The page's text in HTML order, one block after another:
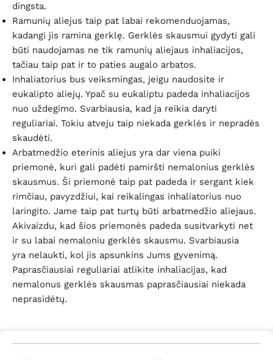
dingsta.
Ramunių aliejus taip pat labai rekomenduojamas,
kadangi jis ramina gerklę. Gerklės skausmui gydyti gali
būti naudojamas ne tik ramunių aliejaus inhaliacijos,
tačiau taip pat ir to paties augalo arbatos.
Inhaliatorius bus veiksmingas, jeigu naudosite ir
eukalipto aliejų. Ypač su eukaliptu padeda inhaliacijos
nuo uždegimo. Svarbiausia, kad ja reikia daryti
reguliariai. Tokiu atveju taip niekada gerklės ir nepradės
skaudėti.
Arbatmedžio eterinis aliejus yra dar viena puiki
priemonė, kuri gali padėti pamiršti nemalonius gerklės
skausmus. Ši priemonė taip pat padeda ir sergant kiek
rimčiau, pavyzdžiui, kai reikalingas inhaliatorius nuo
laringito. Jame taip pat turtų būti arbatmedžio aliejaus.
Akivaizdu, kad šios priemonės padeda susitvarkyti net
ir su labai nemaloniu gerklės skausmu. Svarbiausia
yra nelaukti, kol jis apsunkins Jums gyvenimą.
Paprasčiausiai reguliariai atlikite inhaliacijas, kad
nemalonus gerklės skausmas paprasčiausiai niekada
neprasidėtų.